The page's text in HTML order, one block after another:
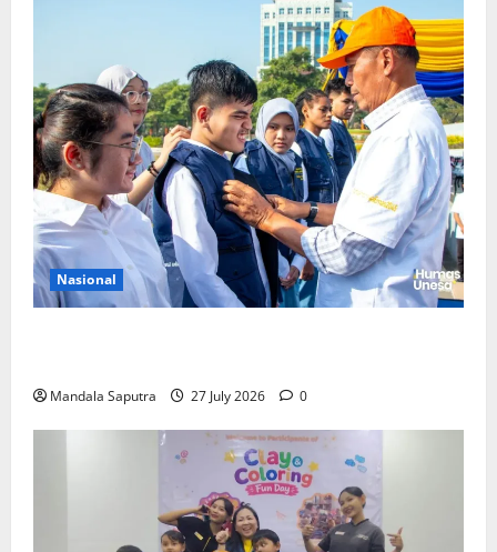
Nasional
Mandala Saputra 27 July 2026 0